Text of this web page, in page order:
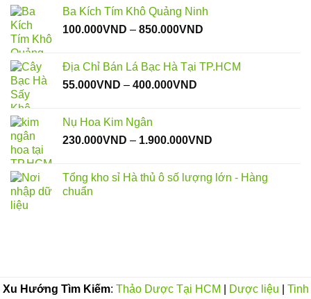
Ba Kích Tím Khô Quảng Ninh
100.000VND – 850.000VND
100.000VND
Địa Chỉ Bán Lá Bạc Hà Tại TP.HCM
55.000VND – 400.000VND
đến
Nụ Hoa Kim Ngân
230.000VND – 1.900.000VND
230.000VND
Tổng kho sỉ Hà thủ ô số lượng lớn - Hàng
chuẩn
Xu Hướng Tìm Kiếm: Thảo Dược Tại HCM Dược liệu
Tinh